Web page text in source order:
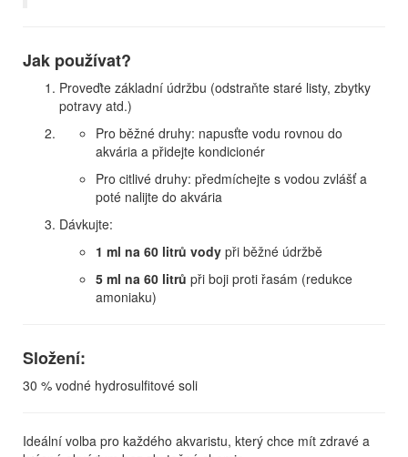
Jak používat?
Proveďte základní údržbu (odstraňte staré listy, zbytky
potravy atd.)
Pro běžné druhy: napusťte vodu rovnou do
akvária a přidejte kondicionér
Pro citlivé druhy: předmíchejte s vodou zvlášť a
poté nalijte do akvária
Dávkujte:
1 ml na 60 litrů vody při běžné údržbě
5 ml na 60 litrů při boji proti řasám (redukce
amoniaku)
Složení:
30 % vodné hydrosulfitové soli
Ideální volba pro každého akvaristu, který chce mít zdravé a